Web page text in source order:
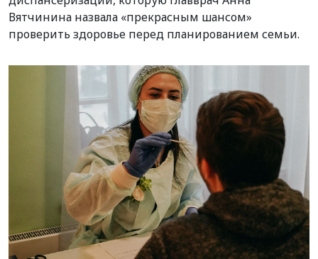
Вятчинина назвала «прекрасным шансом»
проверить здоровье перед планированием семьи.